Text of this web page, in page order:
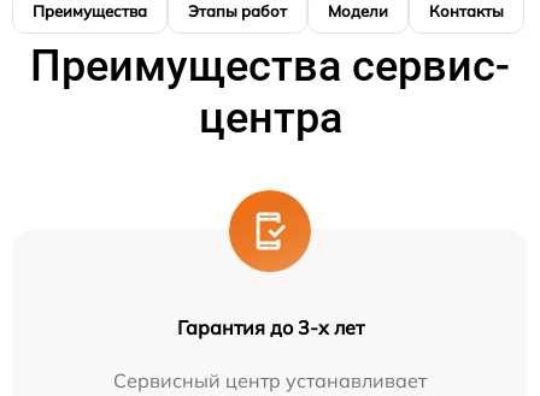
Преимущества Этапы работ Модели Контакты
Преимущества сервис-
центра
Гарантия до 3-х лет
Сервисный центр устанавливает